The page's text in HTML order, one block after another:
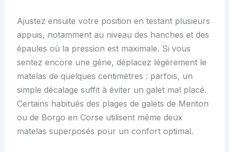
Ajustez ensuite votre position en testant plusieurs
appuis, notamment au niveau des hanches et des
épaules où la pression est maximale. Si vous
sentez encore une gêne, déplacez légèrement le
matelas de quelques centimètres : parfois, un
simple décalage suffit à éviter un galet mal placé.
Certains habitués des plages de galets de Menton
ou de Borgo en Corse utilisent même deux
matelas superposés pour un confort optimal.